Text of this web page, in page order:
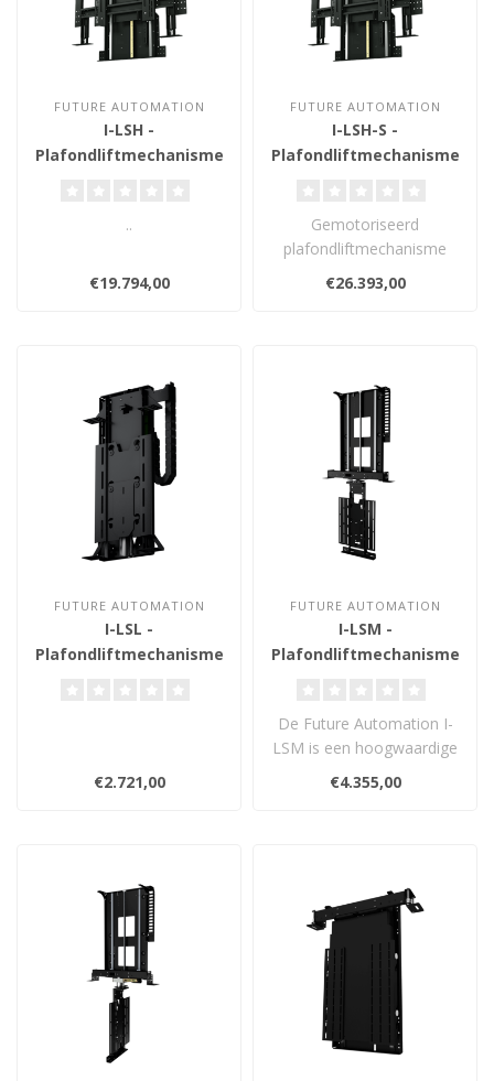
FUTURE AUTOMATION
I-LSH -
Plafondliftmechanisme
..
€19.794,00
FUTURE AUTOMATION
I-LSH-S -
Plafondliftmechanisme
Gemotoriseerd
plafondliftmechanisme
met 180° draaifunctie
voor schermen van 75"..
€26.393,00
FUTURE AUTOMATION
I-LSL -
Plafondliftmechanisme
€2.721,00
FUTURE AUTOMATION
I-LSM -
Plafondliftmechanisme
De Future Automation I-
LSM is een hoogwaardige
inverted tv-lift voor
schermen va..
€4.355,00